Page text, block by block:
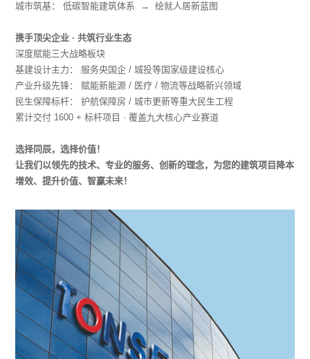
城市筑基： 低碳智能建筑体系 → 绘就人居新蓝图
携手顶尖企业 · 共筑行业生态
深度赋能三大战略板块
基建设计主力： 服务央国企 / 城投等国家级建设核心
产业升级先锋： 赋能新能源 / 医疗 / 物流等战略新兴领域
民生保障标杆： 护航保障房 / 城市更新等重大民生工程
累计交付 1600 + 标杆项目 · 覆盖九大核心产业赛道
选择同辰，选择价值！
让我们以领先的技术、专业的服务、创新的理念，为您的建筑项目降本
增效、提升价值、智赢未来！